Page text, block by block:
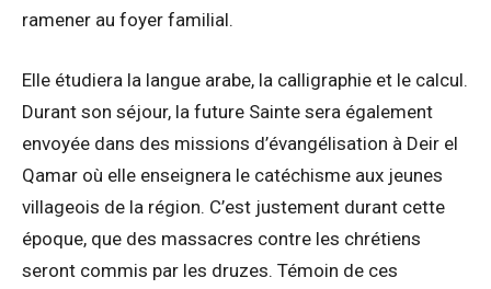
ramener au foyer familial.
Elle étudiera la langue arabe, la calligraphie et le calcul.
Durant son séjour, la future Sainte sera également
envoyée dans des missions d’évangélisation à Deir el
Qamar où elle enseignera le catéchisme aux jeunes
villageois de la région. C’est justement durant cette
époque, que des massacres contre les chrétiens
seront commis par les druzes. Témoin de ces